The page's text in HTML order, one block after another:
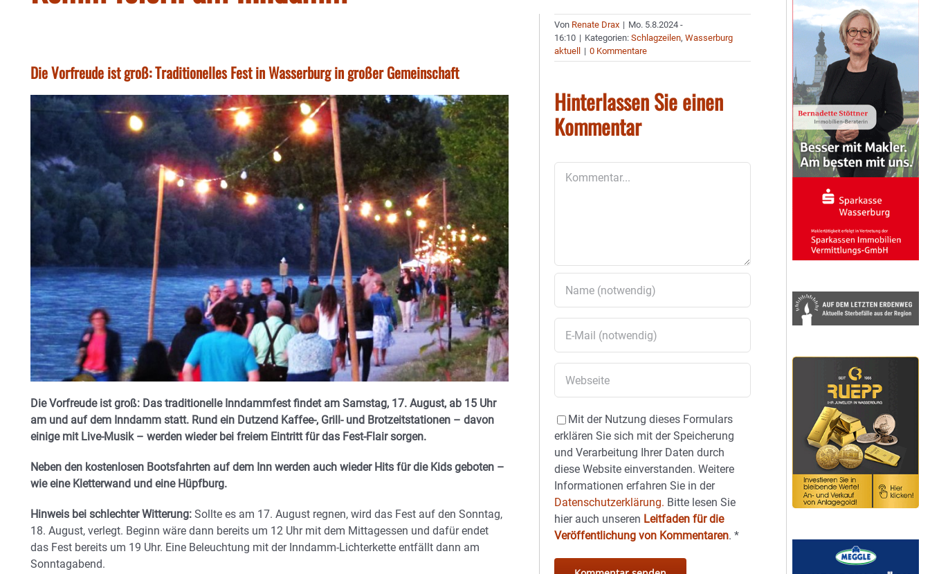
Die Vorfreude ist groß: Traditionelles Fest in Wasserburg in großer Gemeinschaft
Die Vorfreude ist groß: Das traditionelle Inndammfest findet am Samstag, 17. August, ab 15 Uhr
am und auf dem Inndamm statt. Rund ein Dutzend Kaffee-, Grill- und Brotzeitstationen – davon
einige mit Live-Musik – werden wieder bei freiem Eintritt für das Fest-Flair sorgen.
Neben den kostenlosen Bootsfahrten auf dem Inn werden auch wieder Hits für die Kids geboten –
wie eine Kletterwand und eine Hüpfburg.
Hinweis bei schlechter Witterung: Sollte es am 17. August regnen, wird das Fest auf den Sonntag,
18. August, verlegt. Beginn wäre dann bereits um 12 Uhr mit dem Mittagessen und dafür endet
das Fest bereits um 19 Uhr. Eine Beleuchtung mit der Inndamm-Lichterkette entfällt dann am
Sonntagabend.
Von Renate Drax | Mo. 5.8.2024 -
16:10 | Kategorien:Schlagzeilen,Wasserburg
aktuell
| 0 Kommentare
Hinterlassen Sie einen
Kommentar
Mit der Nutzung dieses Formulars
erklären Sie sich mit der Speicherung
und Verarbeitung Ihrer Daten durch
diese Website einverstanden. Weitere
Informationen erfahren Sie in der
Datenschutzerklärung. Bitte lesen Sie
hier auch unseren Leitfaden für die
Veröffentlichung von Kommentaren.*